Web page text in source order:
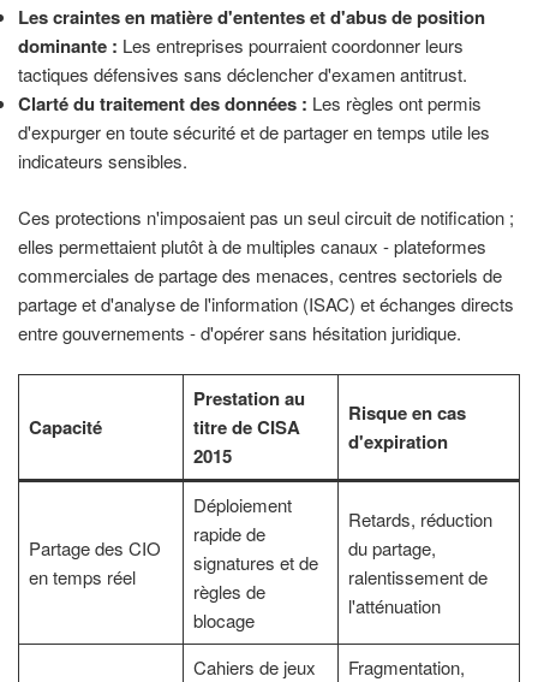
Les craintes en matière d'ententes et d'abus de position
dominante : Les entreprises pourraient coordonner leurs
tactiques défensives sans déclencher d'examen antitrust.
Clarté du traitement des données : Les règles ont permis
d'expurger en toute sécurité et de partager en temps utile les
indicateurs sensibles.
Ces protections n'imposaient pas un seul circuit de notification ;
elles permettaient plutôt à de multiples canaux - plateformes
commerciales de partage des menaces, centres sectoriels de
partage et d'analyse de l'information (ISAC) et échanges directs
entre gouvernements - d'opérer sans hésitation juridique.
Capacité
Prestation au
titre deCISA
2015
Risque en cas
d'expiration
Partage des CIO
en temps réel
Déploiement
rapide de
signatures et de
règles de
blocage
Retards, réduction
du partage,
ralentissement de
l'atténuation
Cahiers de jeux
Fragmentation,